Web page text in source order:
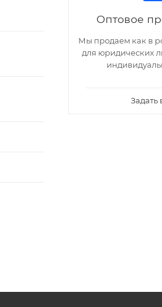
Оптовое
Мы продаем как в
для юридических
Задать